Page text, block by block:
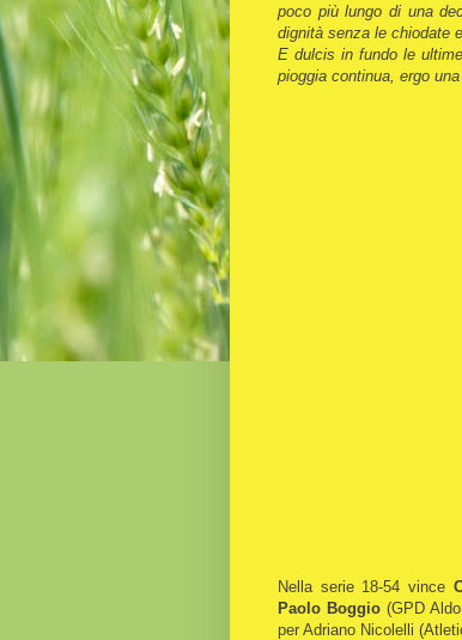
poco più lungo di una
dignità senza le chiodate
E dulcis in fundo le
pioggia continua, ergo
Nella serie 18-54 vince
Paolo Boggio (GPD
per Adriano Nicolelli